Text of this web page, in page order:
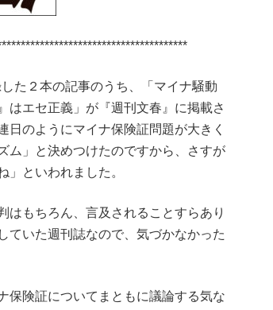
た２本の記事のうち、「マイナ騒動
はエセ正義」が『週刊文春』に掲載さ
のようにマイナ保険証問題が大きく
ム」と決めつけたのですから、さすが
」といわれました。
はもちろん、言及されることすらあり
ていた週刊誌なので、気づかなかった
保険証についてまともに議論する気な